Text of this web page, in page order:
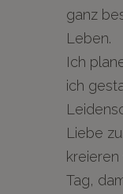
ganz
Leben.
Ich
ich
Liebe
Tag,